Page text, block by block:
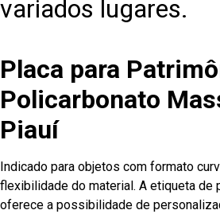
variados lugares.
Placa para
Policarbonato
Piauí
Indicado para objetos com formato
flexibilidade do material. A etiqueta de
oferece a possibilidade de